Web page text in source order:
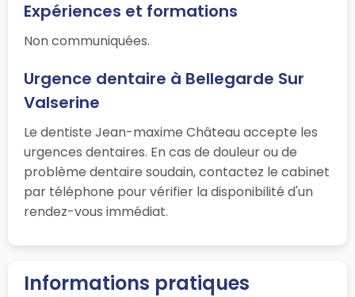
Expériences et formations
Non communiquées.
Urgence dentaire à Bellegarde Sur
Valserine
Le dentiste Jean-maxime Château accepte les
urgences dentaires. En cas de douleur ou de
problème dentaire soudain, contactez le cabinet
par téléphone pour vérifier la disponibilité d'un
rendez-vous immédiat.
Informations pratiques